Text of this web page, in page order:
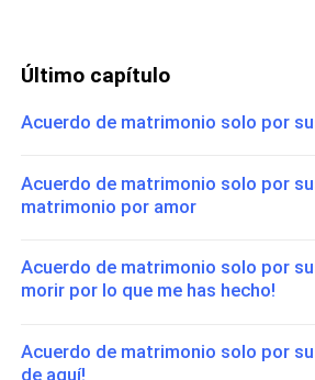
Último capítulo
Acuerdo de matrimonio solo por
Acuerdo de matrimonio solo por
matrimonio por amor
Acuerdo de matrimonio solo por
morir por lo que me has hecho!
Acuerdo de matrimonio solo por
de aquí!